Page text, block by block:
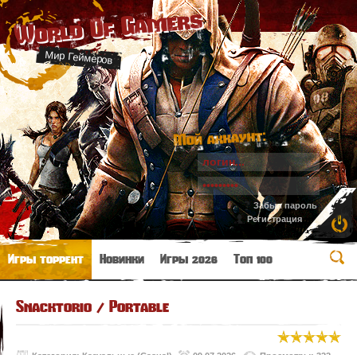
World Of Gamers
Мир Геймеров
Мой аккаунт:
Забыл пароль
Регистрация
Игры торрент Новинки Игры 2026 Топ 100
Snacktorio / Portable